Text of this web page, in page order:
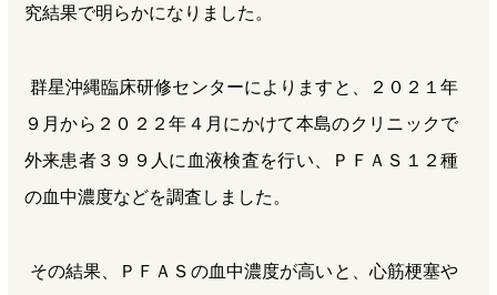
究結果で明らかになりました。
群星沖縄臨床研修センターによりますと、２０２１年
９月から２０２２年４月にかけて本島のクリニックで
外来患者３９９人に血液検査を行い、ＰＦＡＳ１２種
の血中濃度などを調査しました。
その結果、ＰＦＡＳの血中濃度が高いと、心筋梗塞や